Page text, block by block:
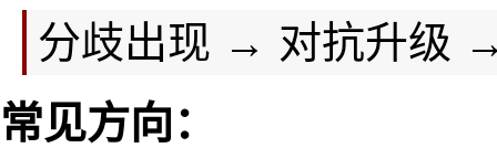
分歧出现 → 对抗升级
常见方向：